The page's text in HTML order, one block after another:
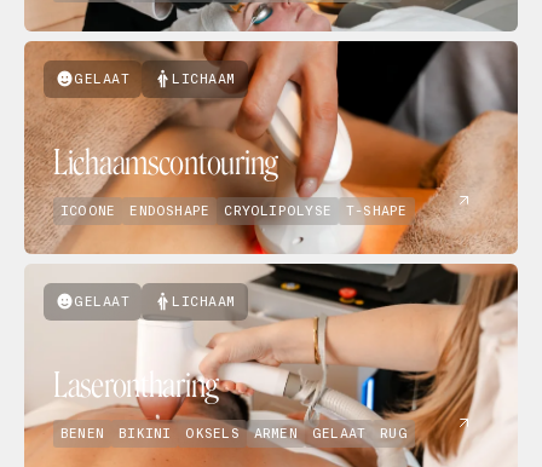
GELAAT LICHAAM
Lichaamscontouring
ICOONE ENDOSHAPE CRYOLIPOLYSE T-SHAPE
GELAAT LICHAAM
Laserontharing
BENEN BIKINI OKSELS ARMEN GELAAT RUG